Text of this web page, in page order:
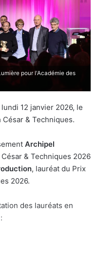
pour l'Académie des
lundi 12 janvier 2026, le
& Techniques.
Archipel
& Techniques 2026
, lauréat du Prix
2026.
des lauréats en